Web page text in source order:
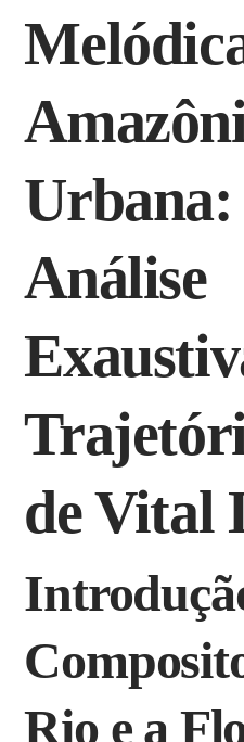
Análise
de Vital
Rio e a